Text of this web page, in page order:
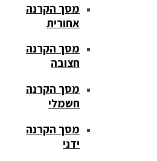
מסך הקרנה
אחורית
מסך הקרנה
חצובה
מסך הקרנה
חשמלי
מסך הקרנה
ידני